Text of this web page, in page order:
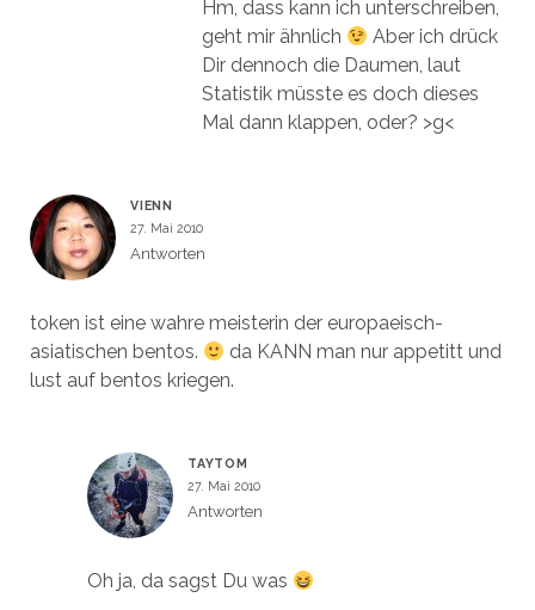
Hm, dass kann ich unterschreiben,
geht mir ähnlich
Aber ich drück
Dir dennoch die Daumen, laut
Statistik müsste es doch dieses
Mal dann klappen, oder? >g<
VIENN
27. Mai 2010
Antworten
token ist eine wahre meisterin der europaeisch-
asiatischen bentos.
da KANN man nur appetitt und
lust auf bentos kriegen.
TAYTOM
27. Mai 2010
Antworten
Oh ja, da sagst Du was